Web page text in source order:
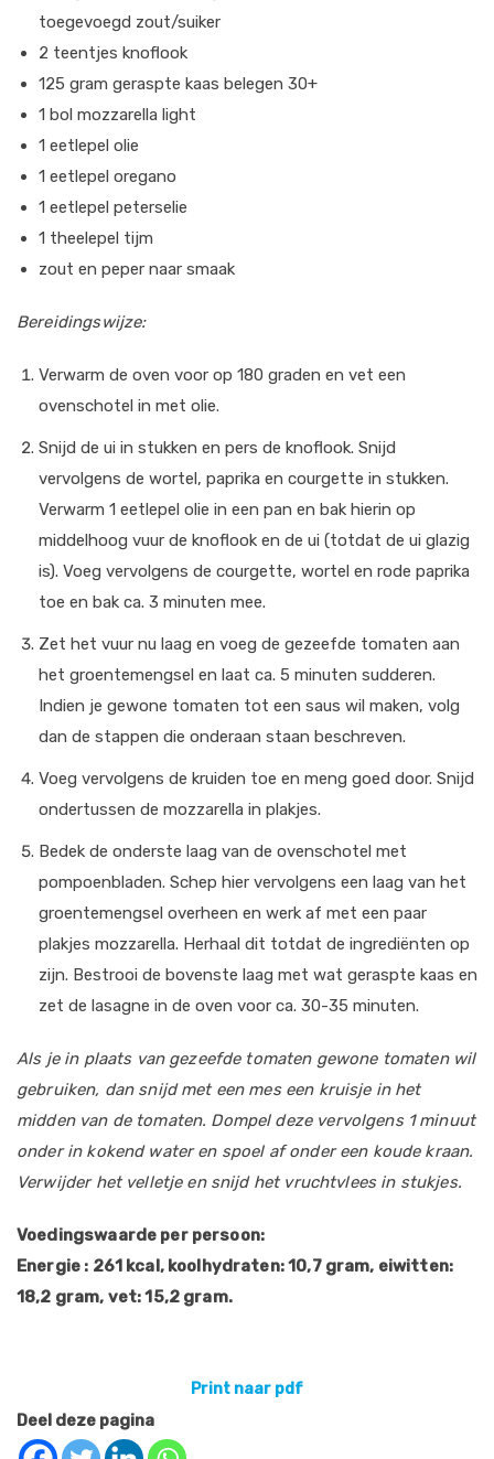
toegevoegd zout/suiker
2 teentjes knoflook
125 gram geraspte kaas belegen 30+
1 bol mozzarella light
1 eetlepel olie
1 eetlepel oregano
1 eetlepel peterselie
1 theelepel tijm
zout en peper naar smaak
Bereidingswijze:
Verwarm de oven voor op 180 graden en vet een
ovenschotel in met olie.
Snijd de ui in stukken en pers de knoflook. Snijd
vervolgens de wortel, paprika en courgette in stukken.
Verwarm 1 eetlepel olie in een pan en bak hierin op
middelhoog vuur de knoflook en de ui (totdat de ui glazig
is). Voeg vervolgens de courgette, wortel en rode paprika
toe en bak ca. 3 minuten mee.
Zet het vuur nu laag en voeg de gezeefde tomaten aan
het groentemengsel en laat ca. 5 minuten sudderen.
Indien je gewone tomaten tot een saus wil maken, volg
dan de stappen die onderaan staan beschreven.
Voeg vervolgens de kruiden toe en meng goed door. Snijd
ondertussen de mozzarella in plakjes.
Bedek de onderste laag van de ovenschotel met
pompoenbladen. Schep hier vervolgens een laag van het
groentemengsel overheen en werk af met een paar
plakjes mozzarella. Herhaal dit totdat de ingrediënten op
zijn. Bestrooi de bovenste laag met wat geraspte kaas en
zet de lasagne in de oven voor ca. 30-35 minuten.
Als je in plaats van gezeefde tomaten gewone tomaten wil
gebruiken, dan snijd met een mes een kruisje in het
midden van de tomaten. Dompel deze vervolgens 1 minuut
onder in kokend water en spoel af onder een koude kraan.
Verwijder het velletje en snijd het vruchtvlees in stukjes.
Voedingswaarde per persoon:
Energie : 261 kcal, koolhydraten: 10,7 gram, eiwitten:
18,2 gram, vet: 15,2 gram.
Print naar pdf
Deel deze pagina